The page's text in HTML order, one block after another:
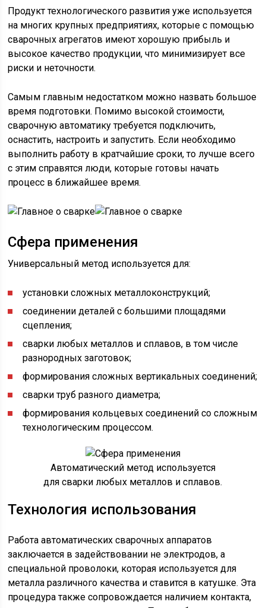
Продукт технологического развития уже используется
на многих крупных предприятиях, которые с помощью
сварочных агрегатов имеют хорошую прибыль и
высокое качество продукции, что минимизирует все
риски и неточности.
Самым главным недостатком можно назвать большое
время подготовки. Помимо высокой стоимости,
сварочную автоматику требуется подключить,
оснастить, настроить и запустить. Если необходимо
выполнить работу в кратчайшие сроки, то лучше всего
с этим справятся люди, которые готовы начать
процесс в ближайшее время.
Сфера применения
Универсальный метод используется для:
установки сложных металлоконструкций;
соединении деталей с большими площадями
сцепления;
сварки любых металлов и сплавов, в том числе
разнородных заготовок;
формирования сложных вертикальных соединений;
сварки труб разного диаметра;
формирования кольцевых соединений со сложным
технологическим процессом.
Автоматический метод используется
для сварки любых металлов и сплавов.
Технология использования
Работа автоматических сварочных аппаратов
заключается в задействовании не электродов, а
специальной проволоки, которая используется для
металла различного качества и ставится в катушке. Эта
процедура также сопровождается наличием контакта,